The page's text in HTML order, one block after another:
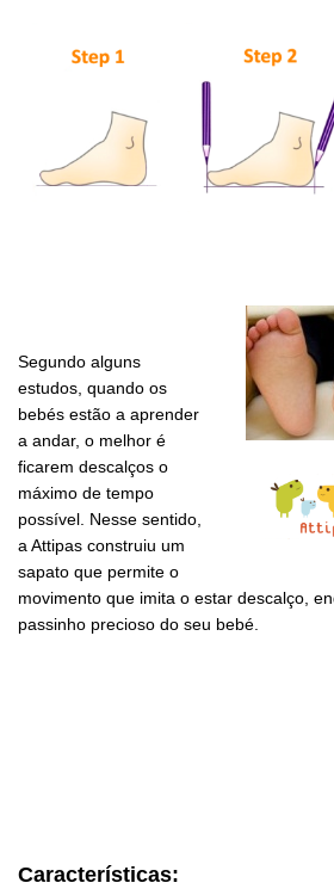
Segundo alguns
estudos, quando os
bebés estão a aprender
a andar, o melhor é
ficarem descalços o
máximo de tempo
possível. Nesse sentido,
a Attipas construiu um
sapato que permite o
movimento que imita o estar descalço,
passinho precioso do seu bebé.
Características: